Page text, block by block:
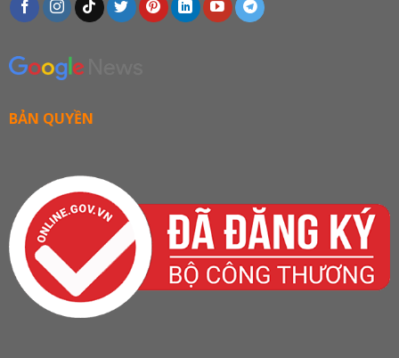
BẢN QUYỀN